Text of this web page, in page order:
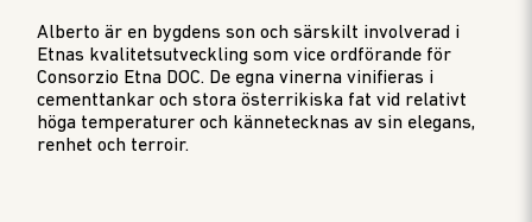
Alberto är en bygdens son och särskilt involverad i
Etnas kvalitetsutveckling som vice ordförande för
Consorzio Etna DOC. De egna vinerna vinifieras i
cementtankar och stora österrikiska fat vid relativt
höga temperaturer och kännetecknas av sin elegans,
renhet och terroir.